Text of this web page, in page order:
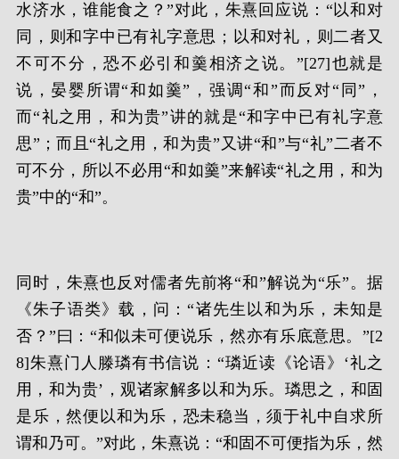
水济水，谁能食之？”对此，朱熹回应说：“以和对
同，则和字中已有礼字意思；以和对礼，则二者又
不可不分，恐不必引和羹相济之说。”[27]也就是
说，晏婴所谓“和如羹”，强调“和”而反对“同”，
而“礼之用，和为贵”讲的就是“和字中已有礼字意
思”；而且“礼之用，和为贵”又讲“和”与“礼”二者不
可不分，所以不必用“和如羹”来解读“礼之用，和为
贵”中的“和”。
同时，朱熹也反对儒者先前将“和”解说为“乐”。据
《朱子语类》载，问：“诸先生以和为乐，未知是
否？”曰：“和似未可便说乐，然亦有乐底意思。”[2
8]朱熹门人滕璘有书信说：“璘近读《论语》‘礼之
用，和为贵’，观诸家解多以和为乐。璘思之，和固
是乐，然便以和为乐，恐未稳当，须于礼中自求所
谓和乃可。”对此，朱熹说：“和固不可便指为乐，然